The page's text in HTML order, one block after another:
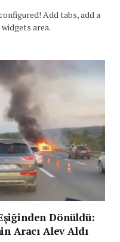
Add tabs, add a
area.
Dönüldü:
Aracı Alev Aldı